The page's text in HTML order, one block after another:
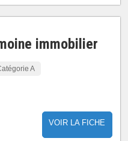
immobilier
A
VOIR LA FICHE